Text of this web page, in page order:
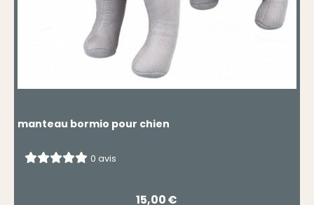
manteau bormio pour chien
0 avis
15,00€